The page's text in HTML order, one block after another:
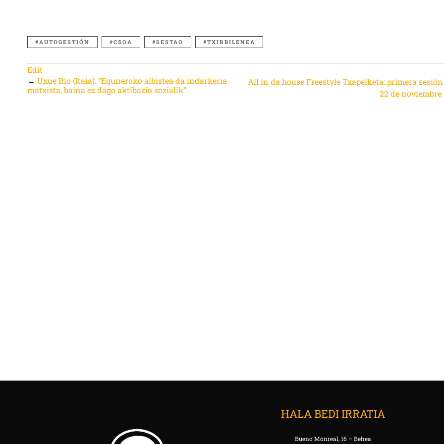
AUTOGESTIÓN CSOA SESTAO TXIRBILENEA
Edit
←Uxue Rio (Itaia): “Eguneroko albistea da indarkeria
matxista, baina ez dago aktibazio sozialik”
All in da house Freestyle Txapelketa: primera
22 de noviembre
HALA BEDI IRRATIA
Bueno Monreal, 16 – Behea